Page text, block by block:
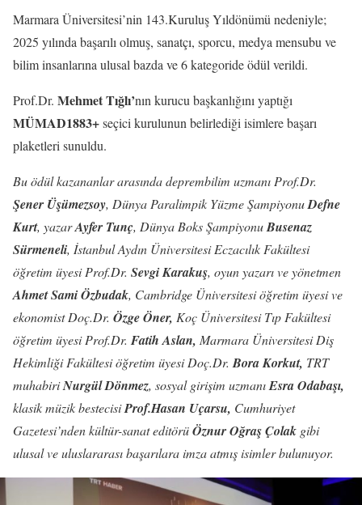
Marmara Üniversitesi’nin 143.Kuruluş Yıldönümü nedeniyle;
2025 yılında başarılı olmuş, sanatçı, sporcu, medya mensubu ve
bilim insanlarına ulusal bazda ve 6 kategoride ödül verildi.
Prof.Dr. Mehmet Tığlı’nın kurucu başkanlığını yaptığı
MÜMAD1883+seçici kurulunun belirlediği isimlere başarı
plaketleri sunuldu.
Bu ödül kazananlar arasında deprembilim uzmanı Prof.Dr.
Şener Üşümezsoy, Dünya Paralimpik Yüzme ŞampiyonuDefne
Kurt, yazarAyfer Tunç, Dünya Boks ŞampiyonuBusenaz
Sürmeneli, İstanbul Aydın Üniversitesi Eczacılık Fakültesi
öğretim üyesi Prof.Dr. Sevgi Karakuş, oyun yazarı ve yönetmen
Ahmet SamiÖzbudak, Cambridge Üniversitesi öğretim üyesi ve
ekonomist Doç.Dr. Özge Öner, Koç Üniversitesi Tıp Fakültesi
öğretim üyesi Prof.Dr. Fatih Aslan, Marmara Üniversitesi Diş
Hekimliği Fakültesi öğretim üyesi Doç.Dr. Bora Korkut, TRT
muhabiriNurgül Dönmez, sosyal girişim uzmanıEsra Odabaşı,
klasik müzik bestecisiProf.Hasan Uçarsu, Cumhuriyet
Gazetesi’nden kültür-sanat editörüÖznur Oğraş Çolak gibi
ulusal ve uluslararası başarılara imza atmış isimler bulunuyor.